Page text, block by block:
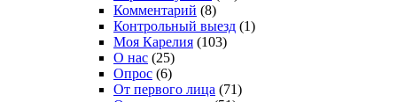
Комментарий (8)
Контрольный выезд (1)
Моя Карелия (103)
О нас (25)
Опрос (6)
От первого лица (71)